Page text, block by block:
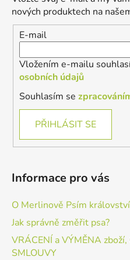
nových produktech na
E-mail
Vložením e-mailu
osobních údajů
Souhlasím se
PŘIHLÁSIT SE
Informace pro vás
O Merlinově Psím království
Jak správně změřit psa?
VRÁCENÍ a VÝMĚNA
SMLOUVY